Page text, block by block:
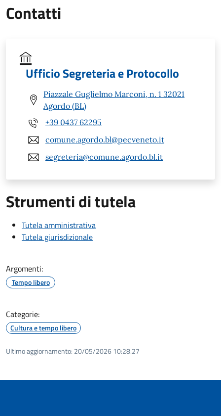
Contatti
Ufficio Segreteria e Protocollo
Piazzale Guglielmo Marconi, n. 1 32021
Agordo (BL)
+39 0437 62295
comune.agordo.bl@pecveneto.it
segreteria@comune.agordo.bl.it
Strumenti di tutela
Tutela amministrativa
Tutela giurisdizionale
Argomenti:
Tempo libero
Categorie:
Cultura e tempo libero
Ultimo aggiornamento: 20/05/2026 10:28.27